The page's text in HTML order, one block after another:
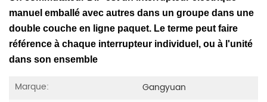
manuel emballé avec autres dans un groupe dans une
double couche en ligne paquet. Le terme peut faire
référence à chaque interrupteur individuel, ou à l'unité
dans son ensemble
Marque:
Gangyuan